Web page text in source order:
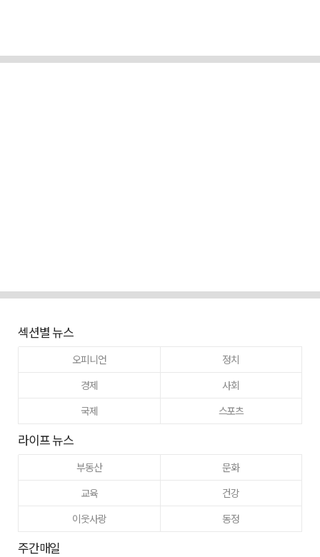
섹션별 뉴스
오피니언
정치
경제
사회
국제
스포츠
라이프 뉴스
부동산
문화
교육
건강
이웃사랑
동정
주간매일